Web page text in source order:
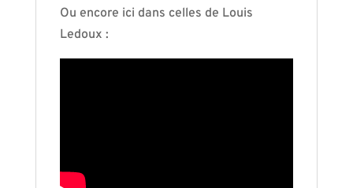
Ou encore ici dans celles de Louis
Ledoux :